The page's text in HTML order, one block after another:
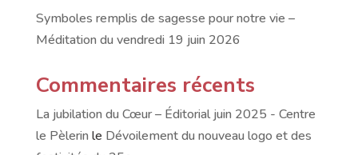
Symboles remplis de sagesse pour notre vie –
Méditation du vendredi 19 juin 2026
Commentaires récents
La jubilation du Cœur – Éditorial juin 2025 - Centre
le Pèlerin le Dévoilement du nouveau logo et des